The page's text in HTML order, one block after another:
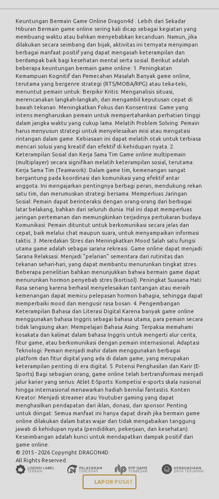
Keuntungan Bermain Game Online Dragon4d : Lebih dari Sekadar
Hiburan Bermain game online sering kali dicap sebagai kegiatan yang
membuang waktu atau bahkan menyebabkan kecanduan. Namun, jika
dilakukan secara seimbang dan bijak, aktivitas ini ternyata menyimpan
berbagai manfaat positif yang dapat mengasah keterampilan dan
berdampak baik bagi kesehatan mental serta sosial. Berikut adalah
beberapa keuntungan bermain game online: 1. Peningkatan
Kemampuan Kognitif dan Pemecahan Masalah Banyak game online,
terutama yang bergenre strategi (RTS/MOBA/RPG) atau teka-teki,
menuntut pemain untuk: Berpikir Kritis: Menganalisis situasi,
merencanakan langkah-langkah, dan mengambil keputusan cepat di
bawah tekanan. Meningkatkan Fokus dan Konsentrasi: Game yang
intens mengharuskan pemain untuk mempertahankan perhatian tinggi
dalam jangka waktu yang cukup lama. Melatih Problem Solving: Pemain
harus menyusun strategi untuk menyelesaikan misi atau mengatasi
rintangan dalam game. Kebiasaan ini dapat melatih otak untuk terbiasa
mencari solusi yang kreatif dan efektif di kehidupan nyata. 2.
Keterampilan Sosial dan Kerja Sama Tim Game online multipemain
(multiplayer) secara signifikan melatih keterampilan sosial, terutama:
Kerja Sama Tim (Teamwork): Dalam game tim, kemenangan sangat
bergantung pada koordinasi dan komunikasi yang efektif antar
anggota. Ini mengajarkan pentingnya berbagi peran, mendukung rekan
satu tim, dan merumuskan strategi bersama. Memperluas Jaringan
Sosial: Pemain dapat berinteraksi dengan orang-orang dari berbagai
latar belakang, bahkan dari seluruh dunia. Hal ini dapat memperluas
jaringan pertemanan dan memungkinkan terjadinya pertukaran budaya.
Komunikasi: Pemain dituntut untuk berkomunikasi secara jelas dan
cepat, baik melalui chat maupun suara, untuk menyampaikan informasi
taktis. 3. Meredakan Stres dan Meningkatkan Mood Salah satu fungsi
utama game adalah sebagai sarana rekreasi. Game online dapat menjadi:
Sarana Relaksasi: Menjadi "pelarian" sementara dari rutinitas dan
tekanan sehari-hari, yang dapat membantu menurunkan tingkat stres.
Beberapa penelitian bahkan menunjukkan bahwa bermain game dapat
menurunkan hormon penyebab stres (kortisol). Peningkat Suasana Hati:
Rasa senang karena berhasil menyelesaikan tantangan atau meraih
kemenangan dapat memicu pelepasan hormon bahagia, sehingga dapat
memperbaiki mood dan mengusir rasa bosan. 4. Pengembangan
Keterampilan Bahasa dan Literasi Digital Karena banyak game online
menggunakan bahasa Inggris sebagai bahasa utama, para pemain secara
tidak langsung akan: Mempelajari Bahasa Asing: Terpaksa memahami
kosakata dan kalimat dalam bahasa Inggris untuk mengerti alur cerita,
fitur game, atau berkomunikasi dengan pemain internasional. Adaptasi
Teknologi: Pemain menjadi mahir dalam menggunakan berbagai
platform dan fitur digital yang ada di dalam game, yang merupakan
keterampilan penting di era digital. 5. Potensi Penghasilan dan Karir (E-
Sports) Bagi sebagian orang, game online telah bertransformasi menjadi
jalur karier yang serius: Atlet E-Sports: Kompetisi e-sports skala nasional
hingga internasional menawarkan hadiah bernilai fantastis. Konten
Kreator: Menjadi streamer atau Youtuber gaming yang dapat
menghasilkan pendapatan dari iklan, donasi, dan sponsor. Penting
untuk diingat: Semua manfaat ini hanya dapat diraih jika bermain game
online dilakukan dalam batas wajar dan tidak mengabaikan tanggung
jawab di kehidupan nyata (pendidikan, pekerjaan, dan kesehatan).
Keseimbangan adalah kunci untuk mendapatkan dampak positif dari
game online.
© 2015 - 2026 Copyright DRAGON4D.
All Rights Reserved.
LAPOR PUSAT